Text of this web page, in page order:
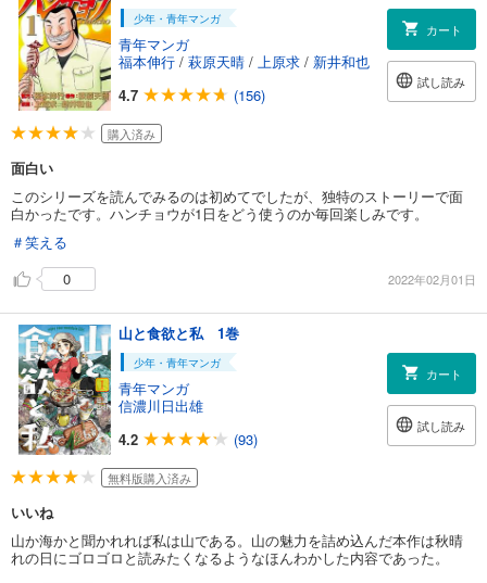
少年・青年マンガ
青年マンガ
福本伸行 / 萩原天晴 / 上原求 / 新井和也
4.7
(156)
カート
試し読み
購入済み
面白い
このシリーズを読んでみるのは初めてでしたが、独特のストーリーで面
白かったです。ハンチョウが1日をどう使うのか毎回楽しみです。
＃笑える
0
2022年02月01日
山と食欲と私 1巻
少年・青年マンガ
青年マンガ
信濃川日出雄
4.2
(93)
カート
試し読み
無料版購入済み
いいね
山か海かと聞かれれば私は山である。山の魅力を詰め込んだ本作は秋晴
れの日にゴロゴロと読みたくなるようなほんわかした内容であった。